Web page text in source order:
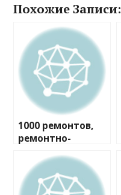
Похожие Записи:
1000 ремонтов,
ремонтно-
компания